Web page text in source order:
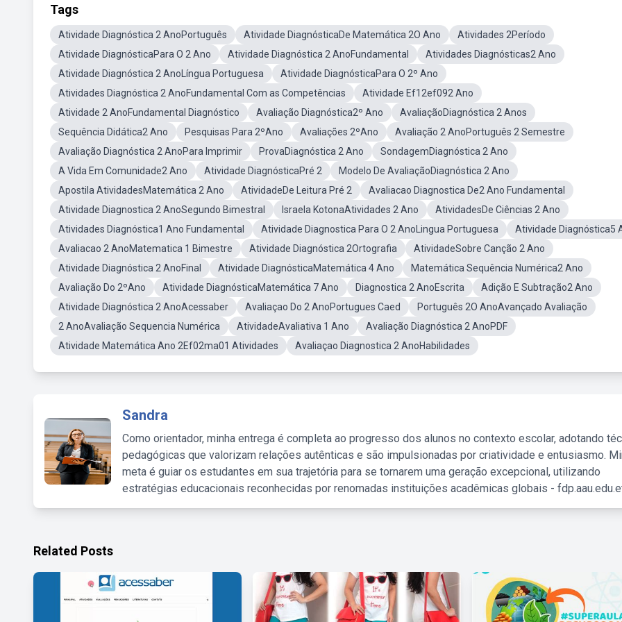
Tags
Atividade Diagnóstica 2 AnoPortuguês Atividade DiagnósticaDe Matemática 2O Ano
Atividades 2Período
Atividade DiagnósticaPara O 2 Ano
Atividade Diagnóstica 2 AnoFundamental
Atividades Diagnósticas2 Ano
Atividade Diagnóstica 2 AnoLíngua Portuguesa
Atividade DiagnósticaPara O 2º Ano
Atividades Diagnóstica 2 AnoFundamental Com as Competências
Atividade Ef12ef092 Ano
Atividade 2 AnoFundamental Diagnóstico
Avaliação Diagnóstica2º Ano
AvaliaçãoDiagnóstica 2 Anos
Sequência Didática2 Ano
Pesquisas Para 2ºAno Avaliações 2ºAno
Avaliação 2 AnoPortuguês 2 Semestre
Avaliação Diagnóstica 2 AnoPara Imprimir
ProvaDiagnóstica 2 Ano
SondagemDiagnóstica 2 Ano
A Vida Em Comunidade2 Ano
Atividade DiagnósticaPré 2
Modelo De AvaliaçãoDiagnóstica 2 Ano
Apostila AtividadesMatemática 2 Ano
AtividadeDe Leitura Pré 2
Avaliacao Diagnostica De2 Ano Fundamental
Atividade Diagnostica 2 AnoSegundo Bimestral
Israela KotonaAtividades 2 Ano
AtividadesDe Ciências 2 Ano
Atividades Diagnóstica1 Ano Fundamental
Atividade Diagnostica Para O 2 AnoLingua Portuguesa
Atividade Diagnóstica5
Avaliacao 2 AnoMatematica 1 Bimestre
Atividade Diagnóstica 2Ortografia
AtividadeSobre Canção 2 Ano
Atividade Diagnóstica 2 AnoFinal
Atividade DiagnósticaMatemática 4 Ano
Matemática Sequência Numérica2 Ano
Avaliação Do 2ºAno
Atividade DiagnósticaMatemática 7 Ano Diagnostica 2 AnoEscrita
Adição E Subtração2 Ano
Atividade Diagnóstica 2 AnoAcessaber
Avaliaçao Do 2 AnoPortugues Caed
Português 2O AnoAvançado Avaliação
2 AnoAvaliação Sequencia Numérica
AtividadeAvaliativa 1 Ano
Avaliação Diagnóstica 2 AnoPDF
Atividade Matemática Ano 2Ef02ma01 Atividades
Avaliaçao Diagnostica 2 AnoHabilidades
Sandra
Como orientador, minha entrega é completa ao progresso dos alunos no contexto escolar, adotando
pedagógicas que valorizam relações autênticas e são impulsionadas por criatividade e entusiasmo.
meta é guiar os estudantes em sua trajetória para se tornarem uma geração excepcional, utilizando
estratégias educacionais reconhecidas por renomadas instituições acadêmicas globais -
Related Posts